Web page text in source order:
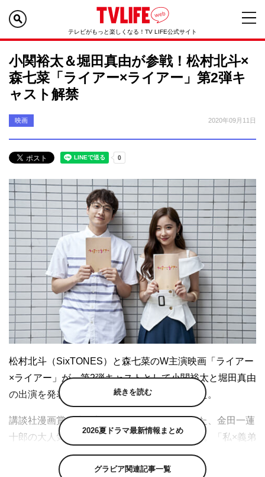
テレビがもっと楽しくなる！TV LIFE公式サイト
小関裕太＆堀田真由が参戦！松村北斗×
森七菜「ライアー×ライアー」第2弾キ
ャスト解禁
映画 2020年09月11日
松村北斗（SixTONES）と森七菜のW主演映画「ライアー
×ライアー」が、第2弾キャストとして小関裕太と堀田真由
の出演を発表。両名からのコメントが到着した。
講談社漫画賞・少女部門にもノミネートされた、金田一蓮
十郎の大人気コミック「ライアー×ライアー」。「私×義弟
×JK姿の私」という不思議な三角関係にヒヤヒヤしながら
も、爆笑＆胸キュンしてしまう新感覚のラブストーリーと
続きを読む
2026夏ドラマ最新情報まとめ
グラビア関連記事一覧